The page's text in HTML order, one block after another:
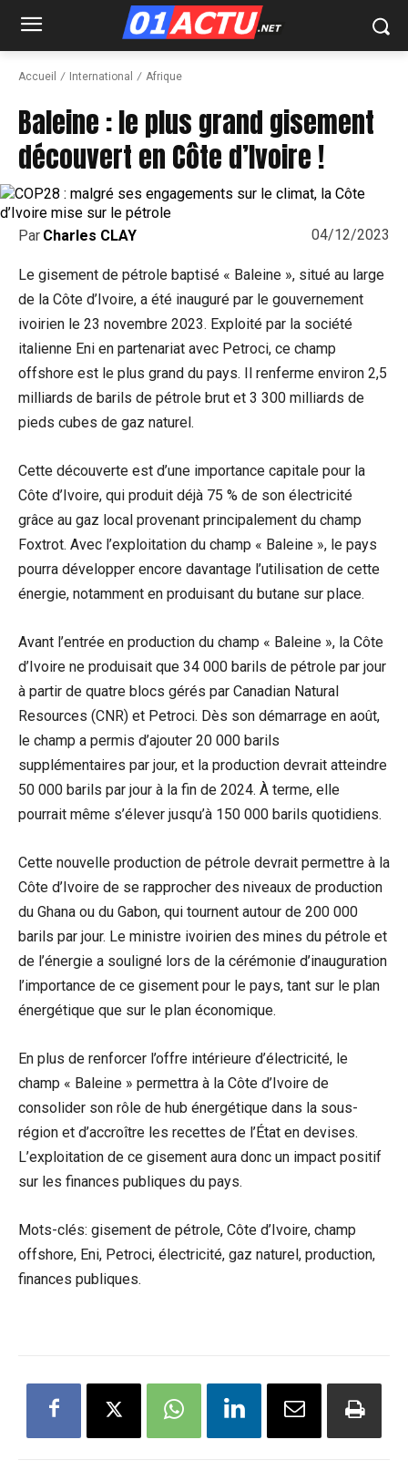
Accueil International Afrique
Baleine : le plus grand gisement
découvert en Côte d’Ivoire !
04/12/2023
Par Charles CLAY
Le gisement de pétrole baptisé « Baleine », situé au large
de la Côte d’Ivoire, a été inauguré par le gouvernement
ivoirien le 23 novembre 2023. Exploité par la société
italienne Eni en partenariat avec Petroci, ce champ
offshore est le plus grand du pays. Il renferme environ 2,5
milliards de barils de pétrole brut et 3 300 milliards de
pieds cubes de gaz naturel.
Cette découverte est d’une importance capitale pour la
Côte d’Ivoire, qui produit déjà 75 % de son électricité
grâce au gaz local provenant principalement du champ
Foxtrot. Avec l’exploitation du champ « Baleine », le pays
pourra développer encore davantage l’utilisation de cette
énergie, notamment en produisant du butane sur place.
Avant l’entrée en production du champ « Baleine », la Côte
d’Ivoire ne produisait que 34 000 barils de pétrole par jour
à partir de quatre blocs gérés par Canadian Natural
Resources (CNR) et Petroci. Dès son démarrage en août,
le champ a permis d’ajouter 20 000 barils
supplémentaires par jour, et la production devrait atteindre
50 000 barils par jour à la fin de 2024. À terme, elle
pourrait même s’élever jusqu’à 150 000 barils quotidiens.
Cette nouvelle production de pétrole devrait permettre à la
Côte d’Ivoire de se rapprocher des niveaux de production
du Ghana ou du Gabon, qui tournent autour de 200 000
barils par jour. Le ministre ivoirien des mines du pétrole et
de l’énergie a souligné lors de la cérémonie d’inauguration
l’importance de ce gisement pour le pays, tant sur le plan
énergétique que sur le plan économique.
En plus de renforcer l’offre intérieure d’électricité, le
champ « Baleine » permettra à la Côte d’Ivoire de
consolider son rôle de hub énergétique dans la sous-
région et d’accroître les recettes de l’État en devises.
L’exploitation de ce gisement aura donc un impact positif
sur les finances publiques du pays.
Mots-clés: gisement de pétrole, Côte d’Ivoire, champ
offshore, Eni, Petroci, électricité, gaz naturel, production,
finances publiques.